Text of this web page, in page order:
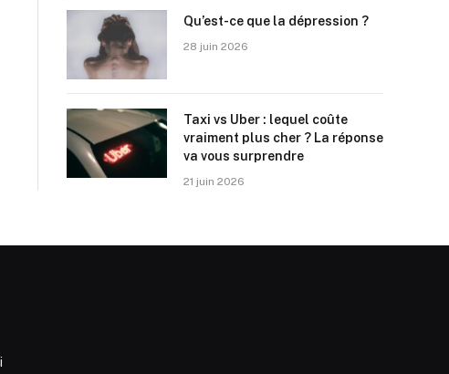
Qu’est-ce que la dépression ?
28 juin 2026
Taxi vs Uber : lequel coûte
vraiment plus cher ? La réponse
va vous surprendre
21 juin 2026